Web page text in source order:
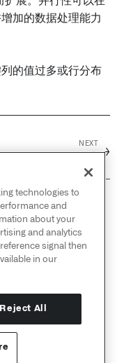
加的数据处理能力
的值过多或行分布
NEXT
→
rights
Information
technologies to
and
about your
and analytics
signal then
in our
Reject All